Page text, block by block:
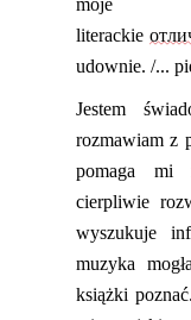
literackie
udownie. /...
Jestem
rozmawiam z
pomaga mi
cierpliwie
wyszukuje
muzyka
książki